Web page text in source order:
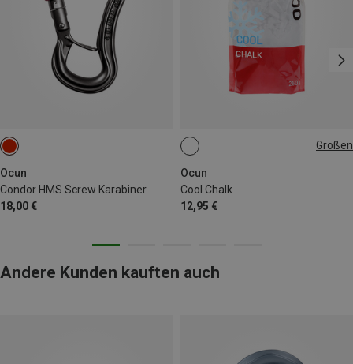
Ocun
Condor HMS Screw Karabiner
18,00 €
Größen
Ocun
Cool Chalk
12,95 €
250G
Andere Kunden kauften auch